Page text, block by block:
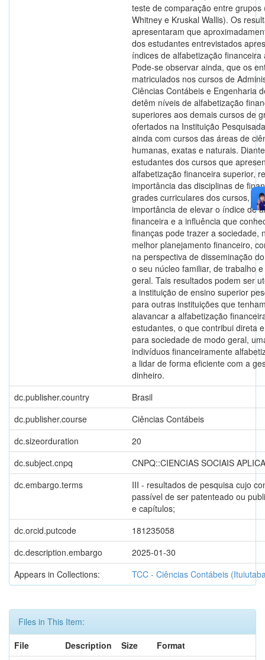
teste de comparação entre grupos
Whitney e Kruskal Wallis). Os
apresentaram que
dos estudantes entrevistados
índices de alfabetização financeira
Pode-se observar ainda, que os
matriculados nos cursos de
Ciências Contábeis e Engenharia
detêm níveis de alfabetização
superiores aos demais cursos de
ofertados na Instituição
ainda com cursos das áreas de
humanas, exatas e naturais.
estudantes dos cursos que
alfabetização financeira superior,
importância das disciplinas de
grades curriculares dos cursos,
importância de elevar o índice de
financeira e a influência que
finanças pode trazer a sociedade,
melhor planejamento financeiro,
na perspectiva de disseminação
o seu núcleo familiar, de trabalho
geral. Tais resultados podem ser
a instituição de ensino superior
para outras instituições que
alavancar a alfabetização
estudantes, o que contribui direta
para sociedade de modo geral,
indivíduos financeiramente
a lidar de forma eficiente com a
dinheiro.
dc.publisher.country
Brasil
dc.publisher.course
Ciências Contábeis
dc.sizeorduration
20
dc.subject.cnpq
CNPQ::CIENCIAS SOCIAIS
dc.embargo.terms
III - resultados de pesquisa cujo
passível de ser patenteado ou
e capítulos;
dc.orcid.putcode
181235058
dc.description.embargo
2025-01-30
Appears in Collections:
TCC - Ciências Contábeis
Files in This Item:
File
Description Size
Format